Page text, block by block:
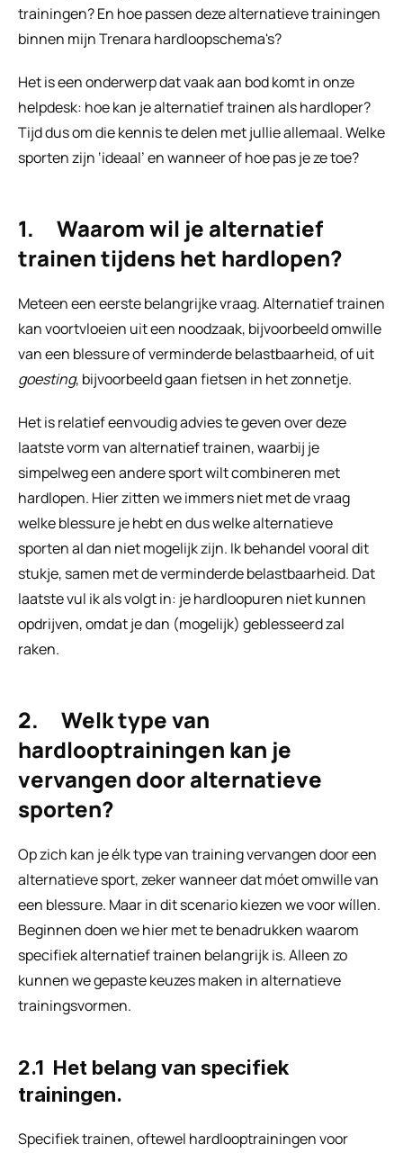
trainingen? En hoe passen deze alternatieve trainingen
binnen mijn Trenara hardloopschema's?
Het is een onderwerp dat vaak aan bod komt in onze
helpdesk: hoe kan je alternatief trainen als hardloper?
Tijd dus om die kennis te delen met jullie allemaal. Welke
sporten zijn ‘ideaal’ en wanneer of hoe pas je ze toe?
1.     Waarom wil je alternatief
trainen tijdens het hardlopen?
Meteen een eerste belangrijke vraag. Alternatief trainen
kan voortvloeien uit een noodzaak, bijvoorbeeld omwille
goesting, bijvoorbeeld gaan fietsen in het zonnetje.
Het is relatief eenvoudig advies te geven over deze
laatste vorm van alternatief trainen, waarbij je
simpelweg een andere sport wilt combineren met
hardlopen. Hier zitten we immers niet met de vraag
welke blessure je hebt en dus welke alternatieve
sporten al dan niet mogelijk zijn. Ik behandel vooral dit
stukje, samen met de verminderde belastbaarheid. Dat
laatste vul ik als volgt in: je hardloopuren niet kunnen
opdrijven, omdat je dan (mogelijk) geblesseerd zal
raken.
2.     Welk type van
hardlooptrainingen kan je
vervangen door alternatieve
sporten?
Op zich kan je élk type van training vervangen door een
alternatieve sport, zeker wanneer dat móet omwille van
een blessure. Maar in dit scenario kiezen we voor wíllen.
Beginnen doen we hier met te benadrukken waarom
specifiek alternatief trainen belangrijk is. Alleen zo
kunnen we gepaste keuzes maken in alternatieve
trainingsvormen.
2.1  Het belang van specifiek
trainingen.
Specifiek trainen, oftewel hardlooptrainingen voor